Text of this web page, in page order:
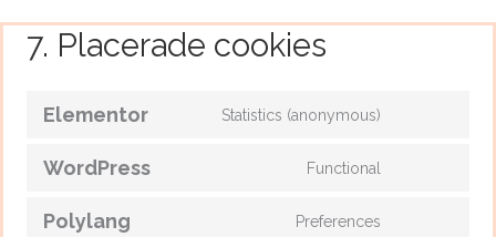
7. Placerade cookies
Elementor Statistics (anonymous)
WordPress Functional
Polylang Preferences